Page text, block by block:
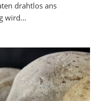
drahtlos ans
wird…